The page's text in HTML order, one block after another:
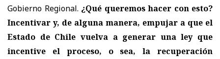
Gobierno Regional. ¿Qué queremos hacer con esto?
Incentivar y, de alguna manera, empujar a que el
Estado de Chile vuelva a generar una ley que
incentive el proceso, o sea, la recuperación